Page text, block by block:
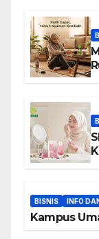
BISNIS INFO
Kampus